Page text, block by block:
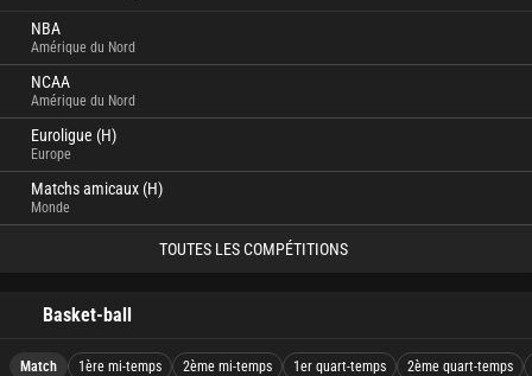
NBA
Amérique du Nord
NCAA
Amérique du Nord
Euroligue (H)
Europe
Matchs amicaux (H)
Monde
TOUTES LES COMPÉTITIONS
Basket-ball
Match 1ère mi-temps 2ème mi-temps 1er quart-temps 2ème quart-temps